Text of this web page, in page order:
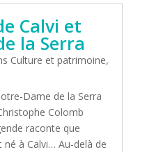
Calvi et
la Serra
Culture et patrimoine,
Dame de la Serra
Colomb
raconte que
à Calvi… Au-delà de